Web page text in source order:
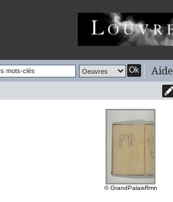
Ok Aide
© GrandPalaisRmn